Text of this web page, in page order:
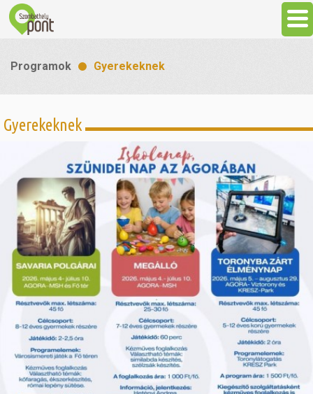
Látnivalók
Gasztronómia
Szállás
Sport
Szabadidő
Hasznos
Programok Gyerekeknek
Gyerekeknek